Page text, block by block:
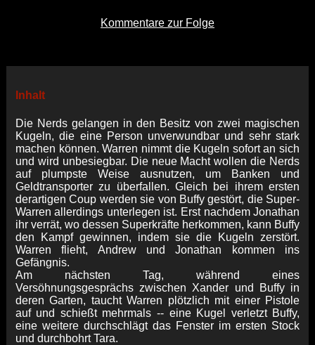
Kommentare zur Folge
Inhalt
Die Nerds gelangen in den Besitz von zwei magischen
Kugeln, die eine Person unverwundbar und sehr stark
machen können. Warren nimmt die Kugeln sofort an sich
und wird unbesiegbar. Die neue Macht wollen die Nerds
auf plumpste Weise ausnutzen, um Banken und
Geldtransporter zu überfallen. Gleich bei ihrem ersten
derartigen Coup werden sie von Buffy gestört, die Super-
Warren allerdings unterlegen ist. Erst nachdem Jonathan
ihr verrät, wo dessen Superkräfte herkommen, kann Buffy
den Kampf gewinnen, indem sie die Kugeln zerstört.
Warren flieht, Andrew und Jonathan kommen ins
Gefängnis.
Am nächsten Tag, während eines
Versöhnungsgesprächs zwischen Xander und Buffy in
deren Garten, taucht Warren plötzlich mit einer Pistole
auf und schießt mehrmals -- eine Kugel verletzt Buffy,
eine weitere durchschlägt das Fenster im ersten Stock
und durchbohrt Tara.